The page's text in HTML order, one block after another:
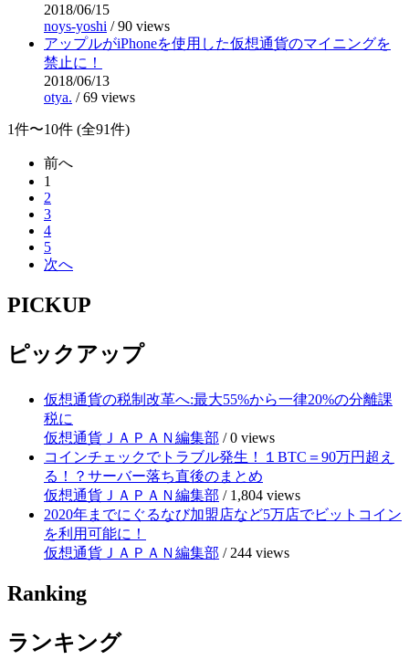
2018/06/15
noys-yoshi /90 views
アップルがiPhoneを使用した仮想通貨のマイニングを
禁止に！
2018/06/13
otya. /69 views
1件〜10件 (全91件)
前へ
1
2
3
4
5
次へ
PICKUP
ピックアップ
仮想通貨の税制改革へ:最大55%から一律20%の分離課
税に
仮想通貨ＪＡＰＡＮ編集部 /0 views
コインチェックでトラブル発生！１BTC＝90万円超え
る！？サーバー落ち直後のまとめ
仮想通貨ＪＡＰＡＮ編集部 / 1,804 views
2020年までにぐるなび加盟店など5万店でビットコイン
を利用可能に！
仮想通貨ＪＡＰＡＮ編集部 / 244 views
Ranking
ランキング